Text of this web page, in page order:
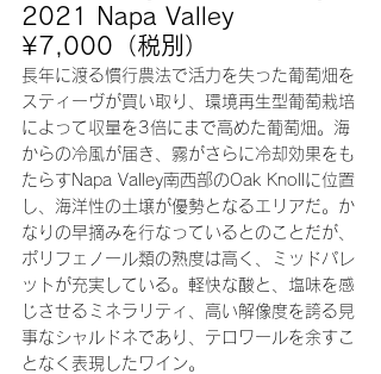
2021 Napa Valley
¥7,000（税別）
長年に渡る慣行農法で活力を失った葡萄畑を
スティーヴが買い取り、環境再生型葡萄栽培
によって収量を3倍にまで高めた葡萄畑。海
からの冷風が届き、霧がさらに冷却効果をも
たらすNapa Valley南西部のOak Knollに位置
し、海洋性の土壌が優勢となるエリアだ。か
なりの早摘みを行なっているとのことだが、
ポリフェノール類の熟度は高く、ミッドパレ
ットが充実している。軽快な酸と、塩味を感
じさせるミネラリティ、高い解像度を誇る見
事なシャルドネであり、テロワールを余すこ
となく表現したワイン。